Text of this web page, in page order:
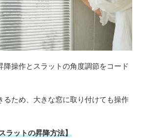
降操作とスラットの角度調節をコード
るため、大きな窓に取り付けても操作
ラットの昇降方法】